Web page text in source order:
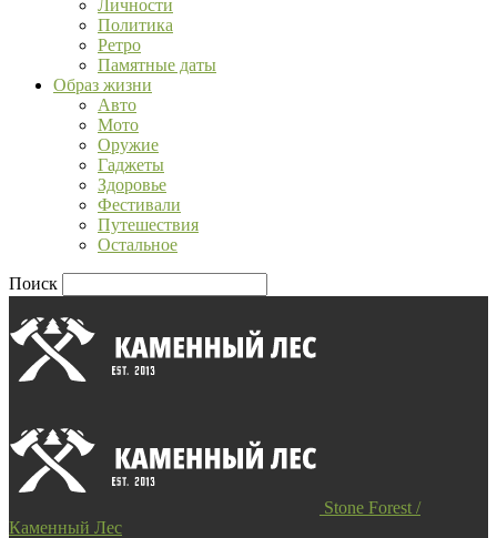
Личности
Политика
Ретро
Памятные даты
Образ жизни
Авто
Мото
Оружие
Гаджеты
Здоровье
Фестивали
Путешествия
Остальное
Поиск
Stone Forest /
Каменный Лес